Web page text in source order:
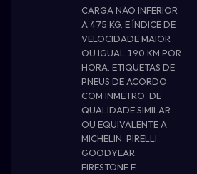
CARGA NÃO INFERIOR
A 475 KG. E ÍNDICE DE
VELOCIDADE MAIOR
OU IGUAL 190 KM POR
HORA. ETIQUETAS DE
PNEUS DE ACORDO
COM INMETRO. DE
QUALIDADE SIMILAR
OU EQUIVALENTE A
MICHELIN. PIRELLI.
GOODYEAR.
FIRESTONE E